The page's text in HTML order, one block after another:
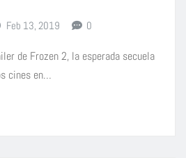
Feb 13, 2019 0
de Frozen 2, la esperada secuela
cines en…